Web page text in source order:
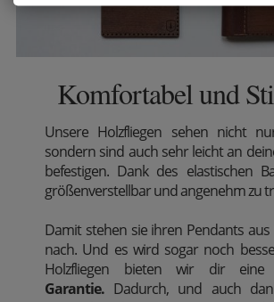
Komfortabel und
Unsere Holzfliegen sehen nicht
sondern sind auch sehr leicht an
befestigen. Dank des elastischen
größenverstellbar und angenehm zu
Damit stehen sie ihren Pendants
nach. Und es wird sogar noch
Holzfliegen bieten wir dir eine
Garantie. Dadurch, und auch